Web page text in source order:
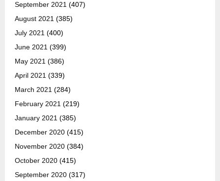
September 2021 (407)
August 2021 (385)
July 2021 (400)
June 2021 (399)
May 2021 (386)
April 2021 (339)
March 2021 (284)
February 2021 (219)
January 2021 (385)
December 2020 (415)
November 2020 (384)
October 2020 (415)
September 2020 (317)